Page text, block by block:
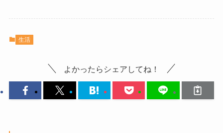
生活
よかったらシェアしてね！